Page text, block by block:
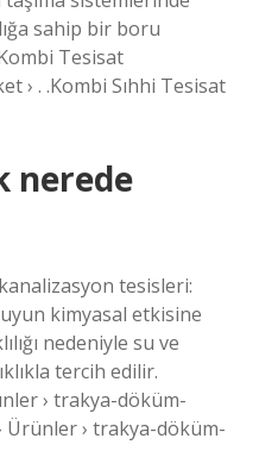
sahip bir boru
Tesisat
› . .Kombi Sıhhi Tesisat
nerede
tesisleri:
kimyasal etkisine
nedeniyle su ve
tercih edilir.
› trakya-döküm-
Ürünler › trakya-döküm-